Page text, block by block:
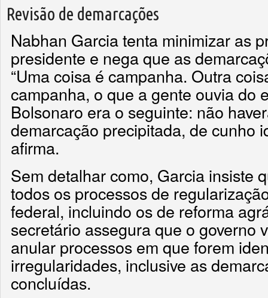
Revisão de demarcações
Nabhan Garcia tenta minimizar as
presidente e nega que as
“Uma coisa é campanha. Outra
campanha, o que a gente ouvia do
Bolsonaro era o seguinte: não
demarcação precipitada, de cunho
afirma.
Sem detalhar como, Garcia insiste
todos os processos de
federal, incluindo os de reforma
secretário assegura que o governo
anular processos em que forem
irregularidades, inclusive as
concluídas.